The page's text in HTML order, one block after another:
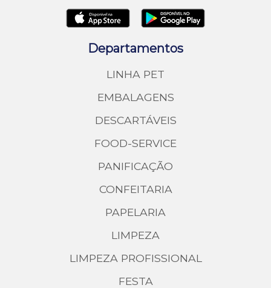
Departamentos
LINHA PET
EMBALAGENS
DESCARTÁVEIS
FOOD-SERVICE
PANIFICAÇÃO
CONFEITARIA
PAPELARIA
LIMPEZA
LIMPEZA PROFISSIONAL
FESTA